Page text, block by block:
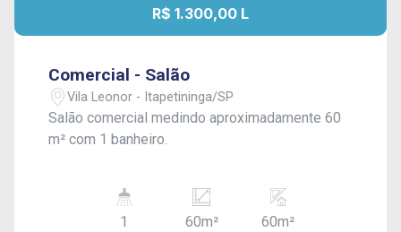
R$ 1.300,00 L
Comercial - Salão
Vila Leonor - Itapetininga/SP
Salão comercial medindo aproximadamente 60
m² com 1 banheiro.
1
60m²
60m²